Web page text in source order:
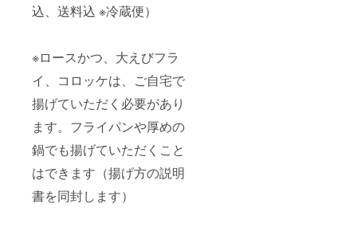
込、送料込 ※冷蔵便）
※ロースかつ、大えびフラ
イ、コロッケは、ご自宅で
揚げていただく必要があり
ます。フライパンや厚めの
鍋でも揚げていただくこと
はできます（揚げ方の説明
書を同封します）